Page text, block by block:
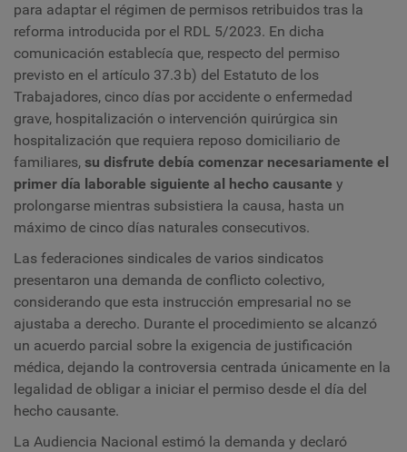
para adaptar el régimen de permisos retribuidos tras la
reforma introducida por el RDL 5/2023. En dicha
comunicación establecía que, respecto del permiso
previsto en el artículo 37.3 b) del Estatuto de los
Trabajadores, cinco días por accidente o enfermedad
grave, hospitalización o intervención quirúrgica sin
hospitalización que requiera reposo domiciliario de
familiares, su disfrute debía comenzar necesariamente el
primer día laborable siguiente al hecho causante y
prolongarse mientras subsistiera la causa, hasta un
máximo de cinco días naturales consecutivos.
Las federaciones sindicales de varios sindicatos
presentaron una demanda de conflicto colectivo,
considerando que esta instrucción empresarial no se
ajustaba a derecho. Durante el procedimiento se alcanzó
un acuerdo parcial sobre la exigencia de justificación
médica, dejando la controversia centrada únicamente en la
legalidad de obligar a iniciar el permiso desde el día del
hecho causante.
La Audiencia Nacional estimó la demanda y declaró